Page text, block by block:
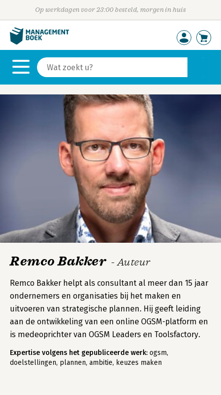
Op werkdagen voor 23:00 besteld, morgen in huis
Remco Bakker - Auteur
Remco Bakker helpt als consultant al meer dan 15 jaar
ondernemers en organisaties bij het maken en
uitvoeren van strategische plannen. Hij geeft leiding
aan de ontwikkeling van een online OGSM-platform en
is medeoprichter van OGSM Leaders en Toolsfactory.
Expertise volgens het gepubliceerde werk: ogsm,
doelstellingen, plannen, ambitie, keuzes maken